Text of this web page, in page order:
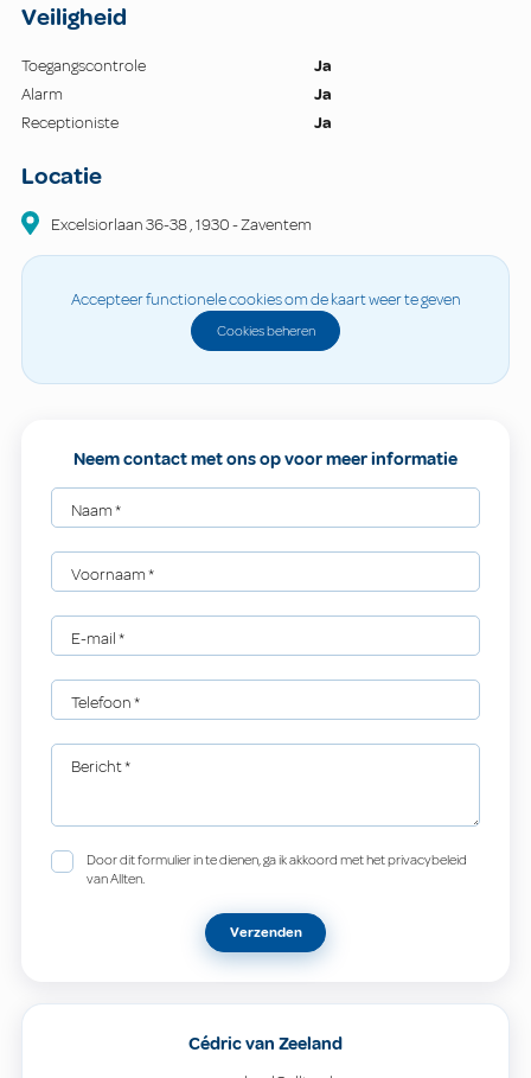
Veiligheid
Toegangscontrole
Ja
Alarm
Ja
Receptioniste
Ja
Locatie
Excelsiorlaan36-38,1930-Zaventem
Accepteer functionele cookies om de kaart weer te geven
Cookies beheren
Neem contact met ons op voor meer informatie
Naam*
Voornaam*
E-mail*
Telefoon*
Bericht*
Door dit formulier in te dienen, ga ik akkoord met het privacybeleid
van Allten.
Verzenden
Cédric van Zeeland